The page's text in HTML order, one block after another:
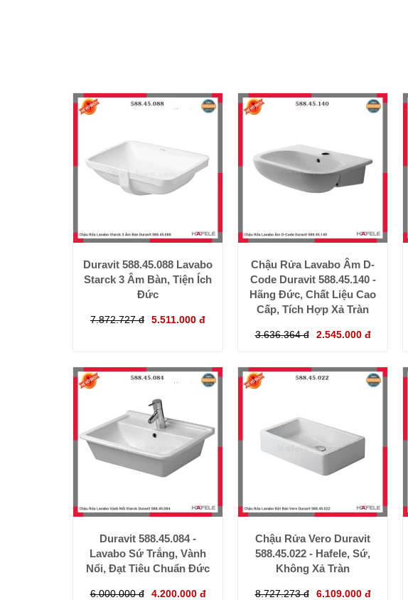
Duravit 588.45.088 Lavabo
Starck 3 Âm Bàn, Tiện Ích
Đức
7.872.727 đ 5.511.000 đ
Chậu Rửa Lavabo Âm D-
Code Duravit 588.45.140 -
Hãng Đức, Chất Liệu Cao
Cấp, Tích Hợp Xả Tràn
3.636.364 đ 2.545.000 đ
Duravit 588.45.084 -
Lavabo Sứ Trắng, Vành
Nổi, Đạt Tiêu Chuẩn Đức
6.000.000 đ 4.200.000 đ
Chậu Rửa Vero Duravit
588.45.022 - Hafele, Sứ,
Không Xả Tràn
8.727.273 đ 6.109.000 đ